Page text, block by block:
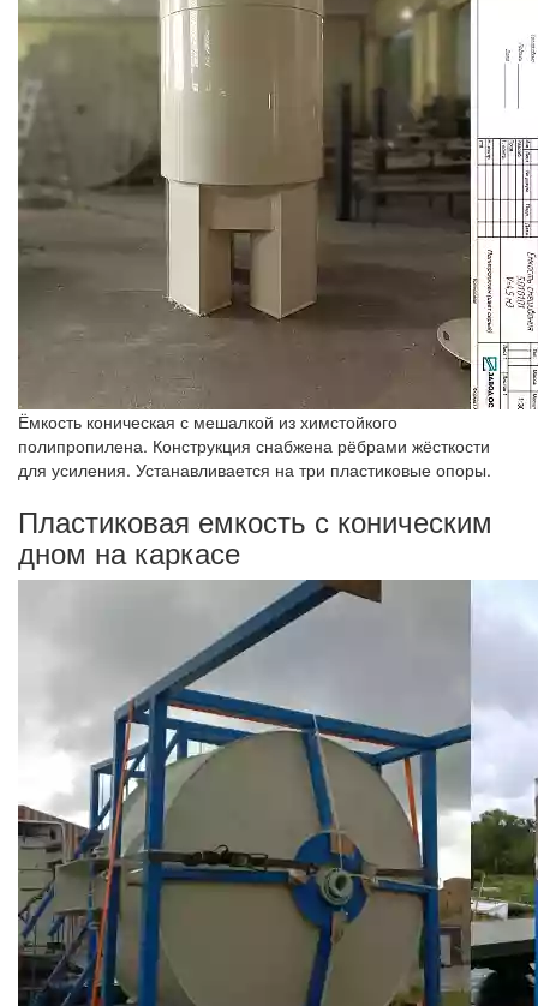
Ёмкость коническая с мешалкой из химстойкого
полипропилена. Конструкция снабжена рёбрами жёсткости
для усиления. Устанавливается на три пластиковые опоры.
Пластиковая емкость с коническим
дном на каркасе